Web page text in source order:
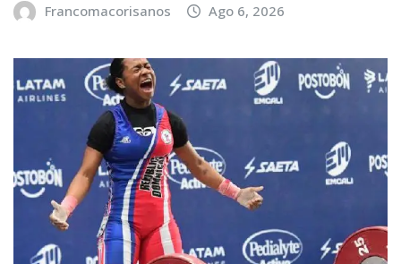
Francomacorisanos Ago 6, 2026